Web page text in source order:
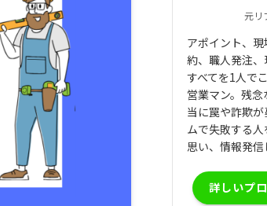
元リ
アポイント、
約、職人発注
すべてを1人で
営業マン。残
当に罠や詐欺
ムで失敗する
思い、情報発信
詳しいプ